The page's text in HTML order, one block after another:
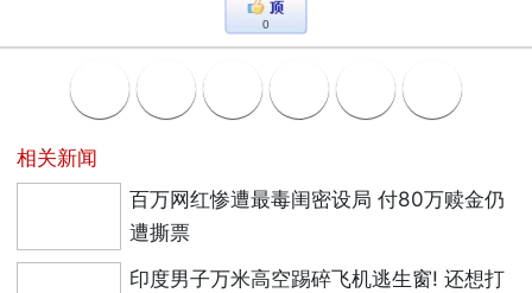
0
相关新闻
百万网红惨遭最毒闺密设局 付80万赎金仍
遭撕票
印度男子万米高空踢碎飞机逃生窗! 还想打